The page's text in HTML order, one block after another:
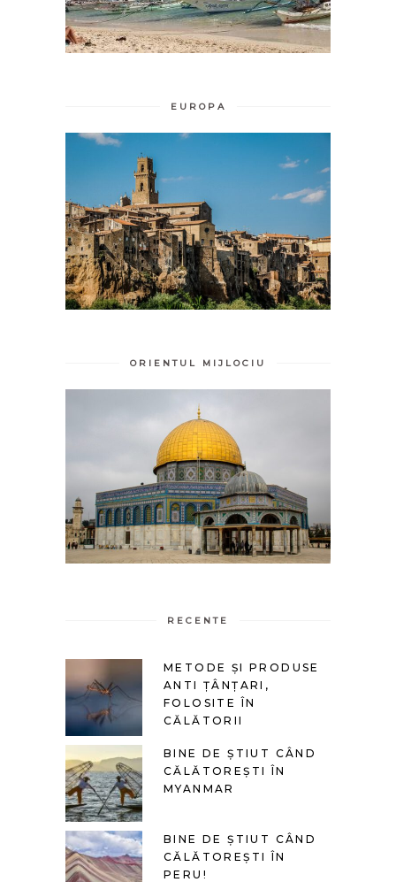
EUROPA
ORIENTUL MIJLOCIU
RECENTE
METODE ȘI PRODUSE
ANTI ȚÂNȚARI,
FOLOSITE ÎN
CĂLĂTORII
BINE DE ȘTIUT CÂND
CĂLĂTOREȘTI ÎN
MYANMAR
BINE DE ȘTIUT CÂND
CĂLĂTOREȘTI ÎN
PERU!